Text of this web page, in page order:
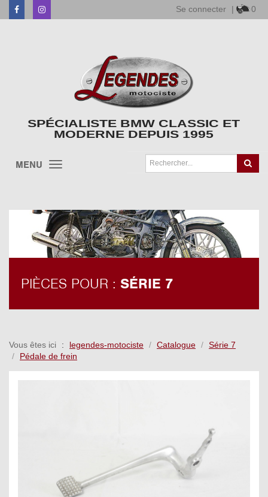
FacebookInstagram Se connecter | 0
SPÉCIALISTE BMW CLASSIC ET
MODERNE DEPUIS 1995
MENU
PIÈCES POUR : SÉRIE 7
Vous êtes ici legendes-motociste Catalogue
Série 7
Pédale de frein